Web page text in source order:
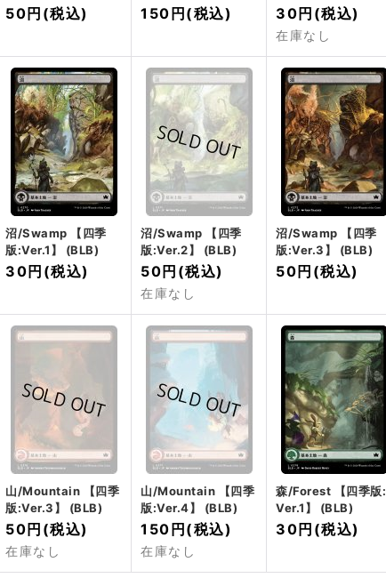
50円 (税込) 150円 (税込) 30円 (税込)
在庫なし
沼/Swamp 【四季
版:Ver.1】 (BLB)
30円 (税込)
沼/Swamp 【四季
版:Ver.2】 (BLB)
50円 (税込)
在庫なし
沼/Swamp 【四季
版:Ver.3】 (BLB)
50円 (税込)
山/Mountain 【四季
版:Ver.3】 (BLB)
50円 (税込)
在庫なし
山/Mountain 【四季
版:Ver.4】 (BLB)
150円 (税込)
在庫なし
森/Forest 【四季版:
Ver.1】 (BLB)
30円 (税込)